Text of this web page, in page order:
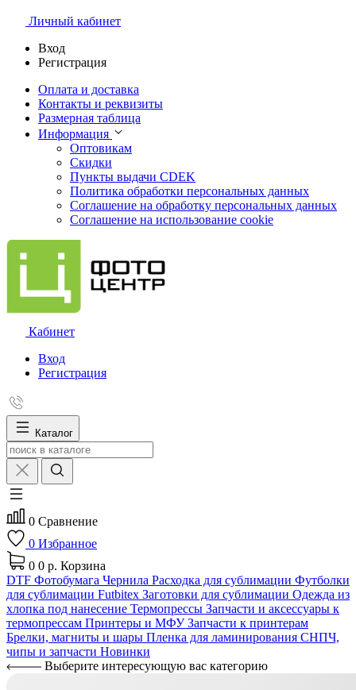
Личный кабинет
Вход
Регистрация
Оплата и доставка
Контакты и реквизиты
Размерная таблица
Информация
Оптовикам
Скидки
Пункты выдачи CDEK
Политика обработки персональных данных
Соглашение на обработку персональных данных
Соглашение на использование cookie
Кабинет
Вход
Регистрация
Каталог
0 Сравнение
0 Избранное
0 0 р. Корзина
DTF Фотобумага Чернила Расходка для сублимации Футболки
для сублимации Futbitex Заготовки для сублимации Одежда из
хлопка под нанесение Термопрессы Запчасти и аксессуары к
термопрессам Принтеры и МФУЗапчасти к принтерам
Брелки, магниты и шары Пленка для ламинирования СНПЧ,
чипы и запчасти Новинки
Выберите интересующую вас категорию